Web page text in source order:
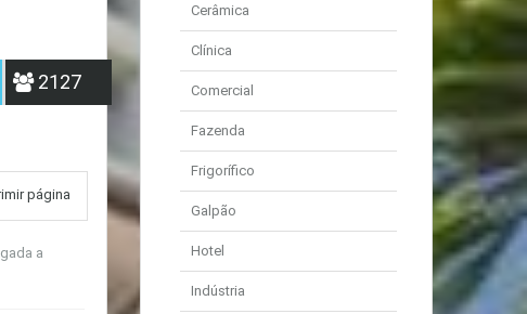
2127
página
a
Cerâmica
Clínica
Comercial
Fazenda
Frigorífico
Galpão
Hotel
Indústria